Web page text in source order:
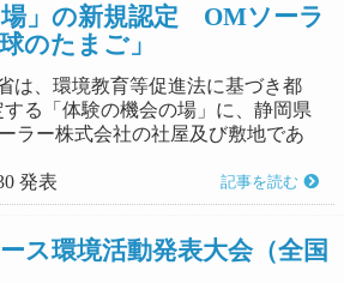
場」の新規認定 OMソーラ
のたまご」
省は、環境教育等促進法に基づき都
る「体験の機会の場」に、静岡県
ラー株式会社の社屋及び敷地であ
発表
記事を読む
ス環境活動発表大会（全国